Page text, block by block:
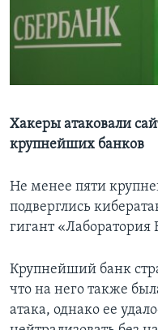
Learning English
Языки
Хакеры атаковали
крупнейших банков
Не менее пяти
подверглись
гигант «Лаборатория
Крупнейший банк
что на него также
атака, однако ее